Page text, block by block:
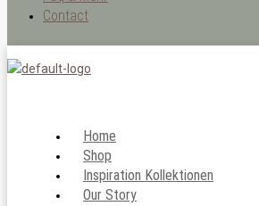
Contact
Home
Shop
Inspiration Kollektionen
Our Story